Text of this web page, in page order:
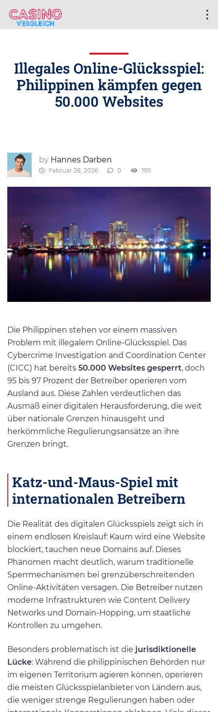
Illegales Online-Glücksspiel:
Philippinen kämpfen gegen
50.000 Websites
by Hannes Darben
Februar 28, 2026 0 1911
Die Philippinen stehen vor einem massiven
Problem mit illegalem Online-Glücksspiel. Das
Cybercrime Investigation and Coordination Center
(CICC) hat bereits 50.000 Websites gesperrt, doch
95 bis 97 Prozent der Betreiber operieren vom
Ausland aus. Diese Zahlen verdeutlichen das
Ausmaß einer digitalen Herausforderung, die weit
über nationale Grenzen hinausgeht und
herkömmliche Regulierungsansätze an ihre
Grenzen bringt.
Katz-und-Maus-Spiel mit
internationalen Betreibern
Die Realität des digitalen Glücksspiels zeigt sich in
einem endlosen Kreislauf: Kaum wird eine Website
blockiert, tauchen neue Domains auf. Dieses
Phänomen macht deutlich, warum traditionelle
Sperrmechanismen bei grenzüberschreitenden
Online-Aktivitäten versagen. Die Betreiber nutzen
moderne Infrastrukturen wie Content Delivery
Networks und Domain-Hopping, um staatliche
Kontrollen zu umgehen.
Besonders problematisch ist die jurisdiktionelle
Lücke: Während die philippinischen Behörden nur
im eigenen Territorium agieren können, operieren
die meisten Glücksspielanbieter von Ländern aus,
die weniger strenge Regulierungen haben oder